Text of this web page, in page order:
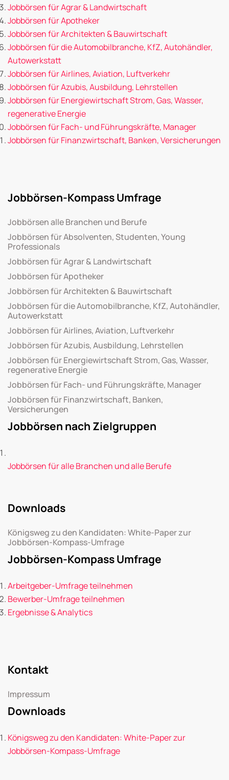
Jobbörsen für Agrar & Landwirtschaft
Jobbörsen für Apotheker
Jobbörsen für Architekten & Bauwirtschaft
Jobbörsen für die Automobilbranche, KfZ, Autohändler,
Autowerkstatt
Jobbörsen für Airlines, Aviation, Luftverkehr
Jobbörsen für Azubis, Ausbildung, Lehrstellen
Jobbörsen für Energiewirtschaft Strom, Gas, Wasser,
regenerative Energie
Jobbörsen für Fach- und Führungskräfte, Manager
Jobbörsen für Finanzwirtschaft, Banken, Versicherungen
Jobbörsen-Kompass Umfrage
Jobbörsen alle Branchen und Berufe
Jobbörsen für Absolventen, Studenten, Young
Professionals
Jobbörsen für Agrar & Landwirtschaft
Jobbörsen für Apotheker
Jobbörsen für Architekten & Bauwirtschaft
Jobbörsen für die Automobilbranche, KfZ, Autohändler,
Autowerkstatt
Jobbörsen für Airlines, Aviation, Luftverkehr
Jobbörsen für Azubis, Ausbildung, Lehrstellen
Jobbörsen für Energiewirtschaft Strom, Gas, Wasser,
regenerative Energie
Jobbörsen für Fach- und Führungskräfte, Manager
Jobbörsen für Finanzwirtschaft, Banken,
Versicherungen
Jobbörsen nach Zielgruppen
Jobbörsen für alle Branchen und alle Berufe
Downloads
Königsweg zu den Kandidaten: White-Paper zur
Jobbörsen-Kompass-Umfrage
Jobbörsen-Kompass Umfrage
Arbeitgeber-Umfrage teilnehmen
Bewerber-Umfrage teilnehmen
Ergebnisse & Analytics
Kontakt
Impressum
Downloads
Königsweg zu den Kandidaten: White-Paper zur
Jobbörsen-Kompass-Umfrage